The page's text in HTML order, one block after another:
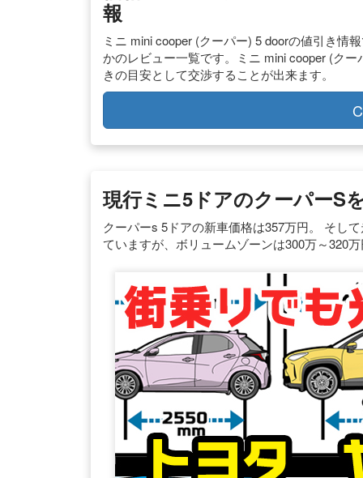
報
ミニ mini cooper (クーパー) 5 doorの値引き情
かのレビュー一覧です。ミニ mini cooper (ク
きの目安として交渉することが出来ます。
現行ミニ5ドアのクーパーS
クーパーs 5ドアの新車価格は357万円。 そし
ていますが、ボリュームゾーンは300万～320